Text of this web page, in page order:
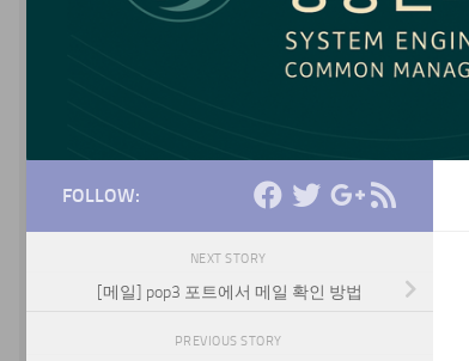
FOLLOW:
NEXT STORY
[메일] pop3 포트에서 메일 확인 방법
PREVIOUS STORY